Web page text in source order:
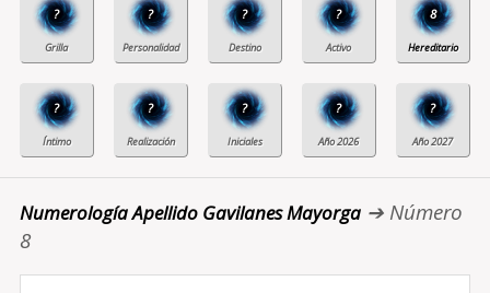
? ? ? ? 8
? ? ? ? ?
Numerología Apellido Gavilanes Mayorga➔ Número
8